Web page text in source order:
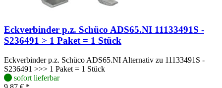
Eckverbinder p.z. Schüco ADS65.NI 11133491S -
S236491 > 1 Paket = 1 Stück
Eckverbinder p.z. Schüco ADS65.NI Alternativ zu 11133491S -
S236491 >>> 1 Paket = 1 Stück
sofort lieferbar